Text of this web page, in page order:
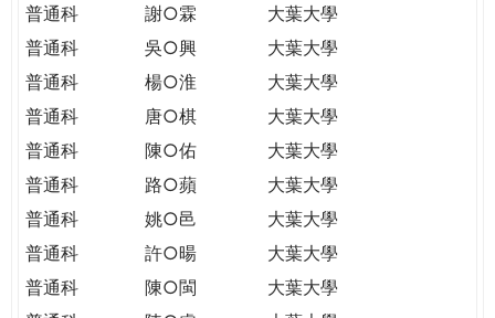
普通科
謝○霖
大葉大學
普通科
吳○興
大葉大學
普通科
楊○淮
大葉大學
普通科
唐○棋
大葉大學
普通科
陳○佑
大葉大學
普通科
路○蘋
大葉大學
普通科
姚○邑
大葉大學
普通科
許○暘
大葉大學
普通科
陳○閩
大葉大學